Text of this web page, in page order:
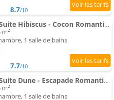
8.7/10
Appartement Suite Hibiscus - Cocon Romantique & spa Privé
1 salle de bains
7.7/10
Appartement Suite Dune - Escapade Romantique avec spa Privé
1 salle de bains